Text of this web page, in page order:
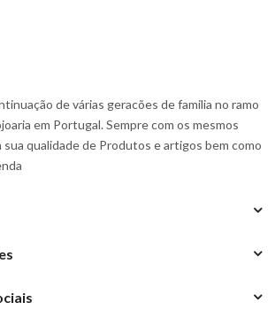
de várias geracões de familia no ramo
em Portugal. Sempre com os mesmos
qualidade de Produtos e artigos bem como